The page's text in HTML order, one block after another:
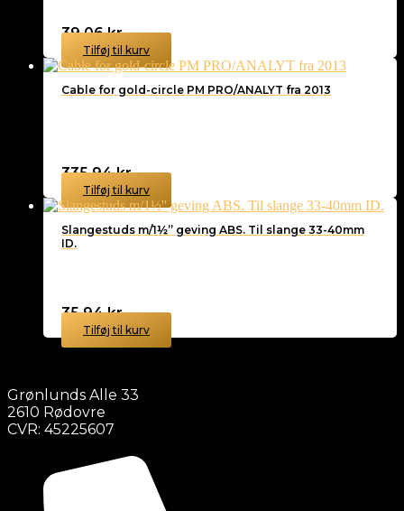
39,06kr.
Tilføj til kurv
Cable for gold-circle PM PRO/ANALYT fra 2013
335,94kr.
Tilføj til kurv
Slangestuds m/1½” geving ABS. Til slange 33-40mm
ID.
35,94kr.
Tilføj til kurv
Grønlunds Alle 33
2610 Rødovre
CVR: 45225607